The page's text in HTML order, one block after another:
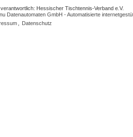
Hessischer Tischtennis-Verband e.V.
nu Datenautomaten GmbH - Automatisierte
Datenschutz